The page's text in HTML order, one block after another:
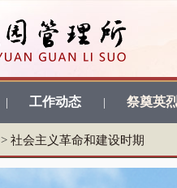
| 工作动态 | 祭奠英
> 社会主义革命和建设时期